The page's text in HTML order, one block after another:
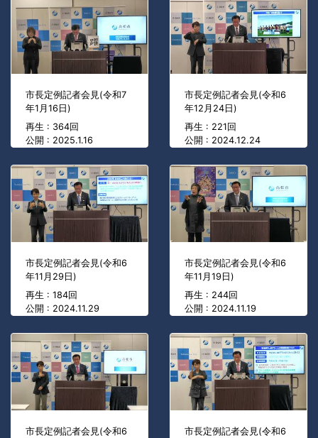
市長定例記者会見(令和7
年1月16日)
再生 : 364回
公開 : 2025.1.16
市長定例記者会見(令和6
年12月24日)
再生 : 221回
公開 : 2024.12.24
市長定例記者会見(令和6
年11月29日)
再生 : 184回
公開 : 2024.11.29
市長定例記者会見(令和6
年11月19日)
再生 : 244回
公開 : 2024.11.19
市長定例記者会見(令和6
市長定例記者会見(令和6